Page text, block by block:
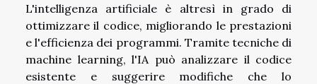
L'intelligenza artificiale è altresì in grado di
ottimizzare il codice, migliorando le prestazioni
e l'efficienza dei programmi. Tramite tecniche di
machine learning, l'IA può analizzare il codice
esistente e suggerire modifiche che lo